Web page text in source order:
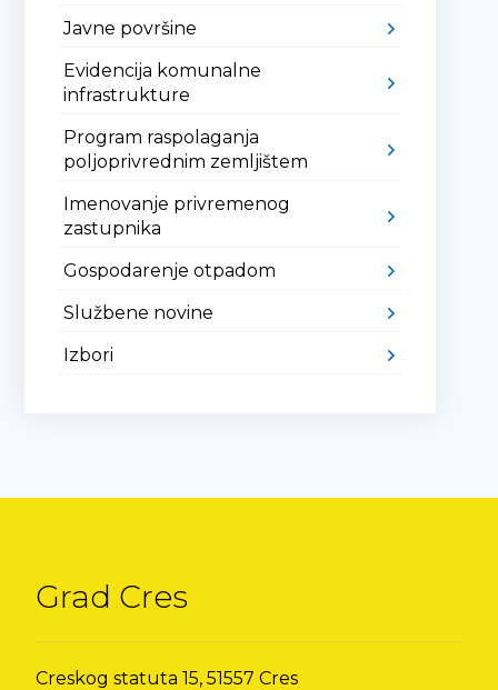
Javne površine
Evidencija komunalne
infrastrukture
Program raspolaganja
poljoprivrednim zemljištem
Imenovanje privremenog
zastupnika
Gospodarenje otpadom
Službene novine
Izbori
Grad Cres
Creskog statuta 15, 51557 Cres